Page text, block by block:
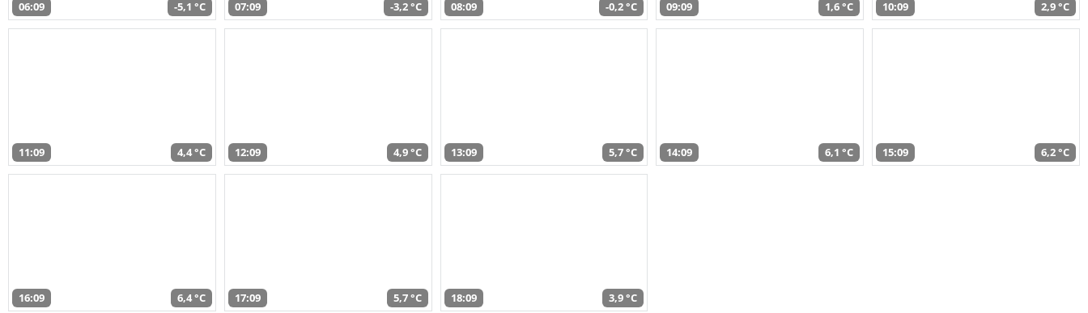
06:09 -5,1 °C 07:09 -3,2 °C 08:09 -0,2 °C 09:09 1,6 °C 10:09 2,9 °C
11:09 4,4 °C 12:09 4,9 °C 13:09 5,7 °C 14:09 6,1 °C 15:09 6,2 °C
16:09 6,4 °C 17:09 5,7 °C 18:09 3,9 °C